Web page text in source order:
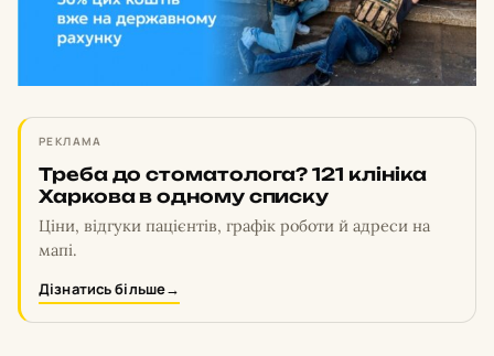
РЕКЛАМА
Треба до стоматолога? 121 клініка
Харкова в одному списку
Ціни, відгуки пацієнтів, графік роботи й адреси на
мапі.
Дізнатись більше→